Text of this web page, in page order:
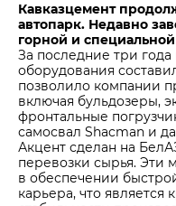
Кавказцемент
автопарк. Недавно
горной и
За последние три
оборудования
позволило компании
включая бульдозеры,
фронтальные
самосвал Shacman и
Акцент сделан на
перевозки сырья.
в обеспечении
карьера, что
Служба